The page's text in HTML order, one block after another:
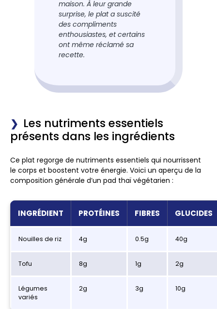
maison. À leur grande
surprise, le plat a suscité
des compliments
enthousiastes, et certains
ont même réclamé sa
recette.
Les nutriments essentiels
présents dans les ingrédients
Ce plat regorge de nutriments essentiels qui nourrissent
le corps et boostent votre énergie. Voici un aperçu de la
composition générale d’un pad thaï végétarien :
INGRÉDIENT PROTÉINES FIBRES GLUCIDES
Nouilles de riz 4g 0.5g 40g
Tofu 8g 1g 2g
Légumes
variés
2g 3g 10g